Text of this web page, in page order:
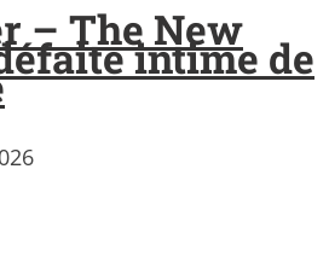
– The New
intime de